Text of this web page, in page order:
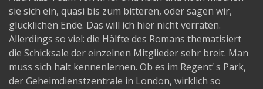
sie sich ein, quasi bis zum bitteren, oder sagen wir,
glücklichen Ende. Das will ich hier nicht verraten.
Allerdings so viel: die Hälfte des Romans thematisiert
die Schicksale der einzelnen Mitglieder sehr breit. Man
muss sich halt kennenlernen. Ob es im Regent‘ s Park,
der Geheimdienstzentrale in London, wirklich so